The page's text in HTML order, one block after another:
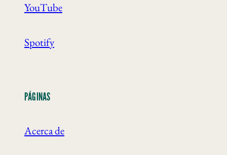
YouTube
Spotify
PÁGINAS
Acerca de